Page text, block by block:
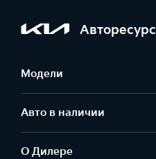
Авторесурс
Модели
Авто в наличии
О Дилере